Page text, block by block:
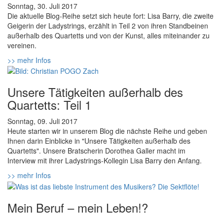
Sonntag, 30. Juli 2017
Die aktuelle Blog-Reihe setzt sich heute fort: Lisa Barry, die zweite
Geigerin der Ladystrings, erzählt in Teil 2 von ihren Standbeinen
außerhalb des Quartetts und von der Kunst, alles miteinander zu
vereinen.
>> mehr Infos
Unsere Tätigkeiten außerhalb des
Quartetts: Teil 1
Sonntag, 09. Juli 2017
Heute starten wir in unserem Blog die nächste Reihe und geben
Ihnen darin Einblicke in "Unsere Tätigkeiten außerhalb des
Quartetts". Unsere Bratscherin Dorothea Galler macht im
Interview mit ihrer Ladystrings-Kollegin Lisa Barry den Anfang.
>> mehr Infos
Mein Beruf – mein Leben!?